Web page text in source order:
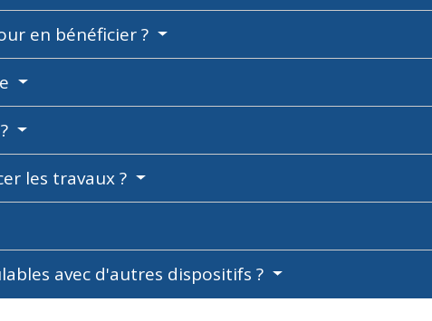
en bénéficier ?
les travaux ?
avec d'autres dispositifs ?